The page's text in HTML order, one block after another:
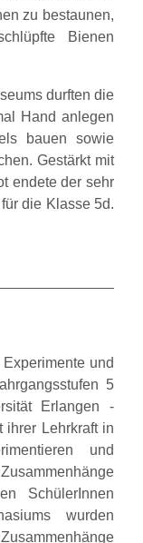
zu bestaunen,
Bienen
durften die
Hand anlegen
bauen sowie
Gestärkt mit
endete der sehr
die Klasse 5d.
und
5
Erlangen -
ihrer Lehrkraft in
und
SchülerInnen
wurden